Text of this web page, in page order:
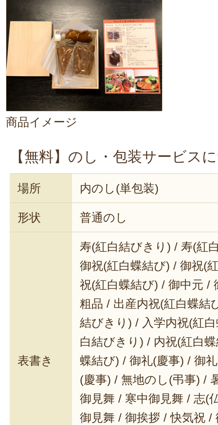
商品イメージ
【無料】のし・包装サービス
場所 内のし(単包装)
形状 普通のし
表書き
寿(紅白結びきり) / 寿(紅
御祝(紅白蝶結び) / 御祝(
祝(紅白蝶結び) / 御中元 /
粗品 / 出産内祝(紅白蝶結
結びきり) / 入学内祝(紅
白結びきり) / 内祝(紅白
蝶結び) / 御礼(慶事) / 御
(慶事) / 無地のし(弔事) /
御見舞 / 寒中御見舞 / 志(
御見舞 / 御挨拶 / 快気祝 /